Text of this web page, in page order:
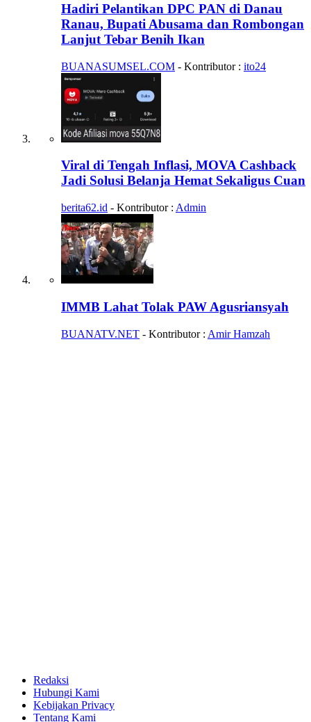
Hadiri Pelantikan DPC PAN di Danau
Ranau, Bupati Abusama dan Rombongan
Lanjut Tebar Benih Ikan
BUANASUMSEL.COM - Kontributor : ito24
Viral di Tengah Inflasi, MOVA Cashback
Jadi Solusi Belanja Hemat Sekaligus Cuan
berita62.id - Kontributor : Admin
IMMB Lahat Tolak PAW Agusriansyah
BUANATV.NET - Kontributor : Amir Hamzah
Redaksi
Hubungi Kami
Kebijakan Privacy
Tentang Kami